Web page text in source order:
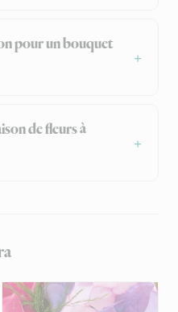
pour un bouquet
de fleurs à